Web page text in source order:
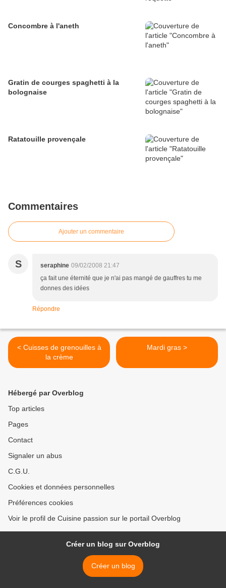
Concombre à l'aneth
Gratin de courges spaghetti à la
bolognaise
Ratatouille provençale
Commentaires
Ajouter un commentaire
S seraphine 09/02/2008 21:47
ça fait une éternité que je n'ai pas mangé de gauffres tu me
donnes des idées
Répondre
< Cuisses de grenouilles à
la crème
Mardi gras >
Hébergé par Overblog
Top articles
Pages
Contact
Signaler un abus
C.G.U.
Cookies et données personnelles
Préférences cookies
Voir le profil de Cuisine passion sur le portail Overblog
Créer un blog sur Overblog
Créer un blog